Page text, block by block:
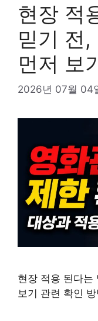
현장 적
믿기 전
먼저 보
2026년 07월 04
현장 적용 된다는
보기 관련 확인